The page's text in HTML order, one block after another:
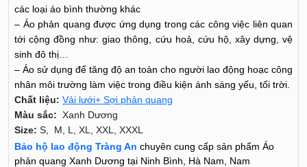
các loại áo bình thường khác
– Áo phản quang được ứng dụng trong các công việc liên quan
tới cộng đồng như: giao thông, cứu hoả, cứu hộ, xây dựng, vệ
sinh đô thị…
– Áo sử dụng để tăng độ an toàn cho người lao động hoạc công
nhân môi trường làm việc trong điều kiện ánh sáng yếu, tối trời.
Chất liệu: Vải lưới+ Sợi phản quang
Màu sắc: Xanh Dương
Size: S, M, L, XL, XXL, XXXL
Bảo hộ lao động Tràng An chuyên cung cấp sản phẩm Áo
phản quang Xanh Dương tại Ninh Bình, Hà Nam, Nam